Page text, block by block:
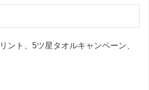
ント、5ツ星タオルキャンペーン、